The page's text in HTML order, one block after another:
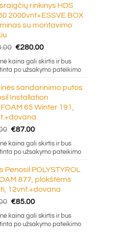
rinkinys HDS
2000vnt+ESSVE BOX
su montavimo
Original
price
was:
€280.00Current
price
is:
kaina gali skirtis ir bus
po užsakymo pateikimo
sandarinimo putos
Installation
65 Winter 191,
Original
price
was:
€87.00Current
price
is:
kaina gali skirtis ir bus
po užsakymo pateikimo
Penosil POLYSTYROL
877, plokštėms
12vnt.+dovana
Original
price
was:
€85.00Current
price
is:
kaina gali skirtis ir bus
po užsakymo pateikimo